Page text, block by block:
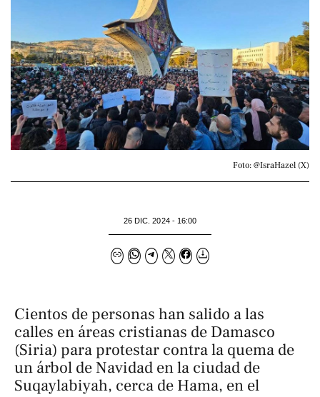
Foto: @IsraHazel (X)
26 DIC. 2024 - 16:00
Cientos de personas han salido a las
calles en áreas cristianas de Damasco
(Siria) para protestar contra la quema de
un árbol de Navidad en la ciudad de
Suqaylabiyah, cerca de Hama, en el